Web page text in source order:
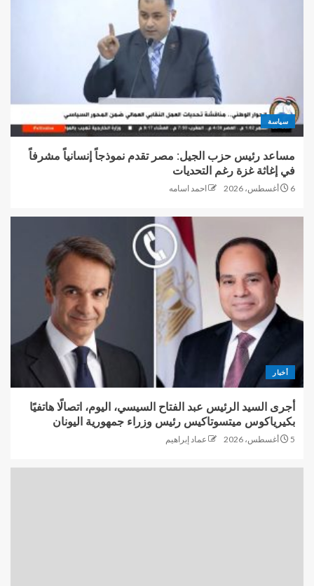
سياسة
مساعد رئيس حزب الجيل: مصر تقدم نموذجاً إنسانياً مشرفاً
في إغاثة غزة رغم التحديات
6 أغسطس، 2026 احمد اسامه
أخبار
أجرى السيد الرئيس عبد الفتاح السيسي، اليوم، اتصالًا هاتفيًا
بكيرياكوس ميتسوتاكيس رئيس وزراء جمهورية اليونان
5 أغسطس، 2026 عماد إبراهيم